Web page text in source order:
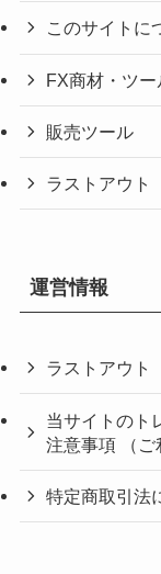
このサイトに
FX商材・ツ
販売ツール
ラストアウト
運営情報
ラストアウト
当サイトのト
注意事項 （ご
特定商取引法